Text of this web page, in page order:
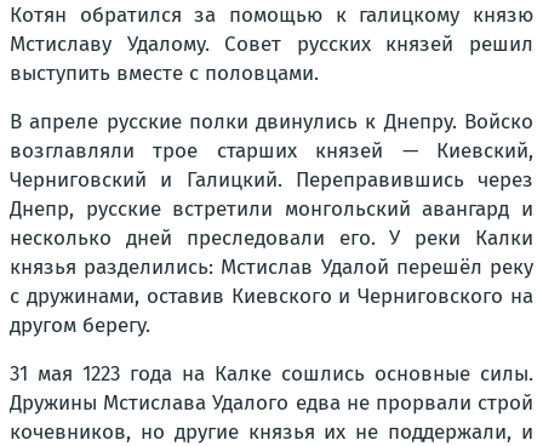
Котян обратился за помощью к галицкому князю
Мстиславу Удалому. Совет русских князей решил
выступить вместе с половцами.
В апреле русские полки двинулись к Днепру. Войско
возглавляли трое старших князей — Киевский,
Черниговский и Галицкий. Переправившись через
Днепр, русские встретили монгольский авангард и
несколько дней преследовали его. У реки Калки
князья разделились: Мстислав Удалой перешёл реку
с дружинами, оставив Киевского и Черниговского на
другом берегу.
31 мая 1223 года на Калке сошлись основные силы.
Дружины Мстислава Удалого едва не прорвали строй
кочевников, но другие князья их не поддержали, и